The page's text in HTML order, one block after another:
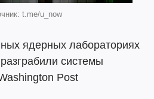
t.me/u_now
ядерных лабораториях
системы
Post